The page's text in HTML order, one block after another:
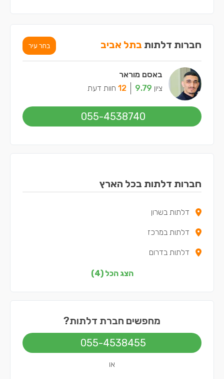
חברות דלתות בתל אביב בחר עיר
באסם מוראר
ציון 9.79
12 חוות דעת
055-4538740
חברות דלתות בכל הארץ
דלתות בשרון
דלתות במרכז
דלתות בדרום
הצג הכל (4)
מחפשים חברת דלתות?
055-4538455
או